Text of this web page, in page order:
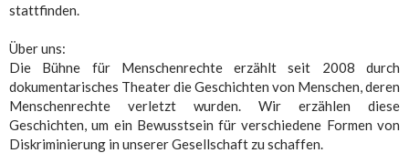
stattfinden.
Über uns:
Die Bühne für Menschenrechte erzählt seit 2008 durch
dokumentarisches Theater die Geschichten von Menschen, deren
Menschenrechte verletzt wurden. Wir erzählen diese
Geschichten, um ein Bewusstsein für verschiedene Formen von
Diskriminierung in unserer Gesellschaft zu schaffen.